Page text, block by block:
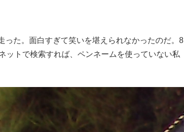
た。面白すぎて笑いを堪えられなかったのだ。8
ットで検索すれば、ペンネームを使っていない私